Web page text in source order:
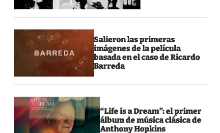
Salieron las primeras
imágenes de la película
basada en el caso de Ricardo
Barreda
“Life is a Dream”: el primer
álbum de música clásica de
Anthony Hopkins